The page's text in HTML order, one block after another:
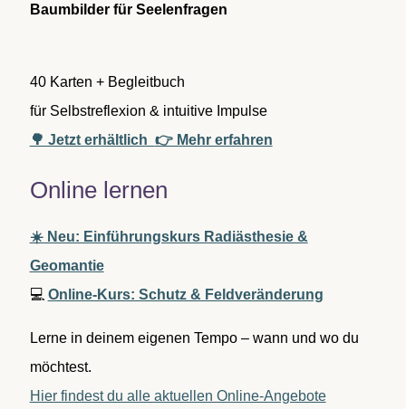
hBaumbilder für Seelenfragen
40 Karten + Begleitbuch
für Selbstreflexion & intuitive Impulse
🌳 Jetzt erhältlich 👉 Mehr erfahren
Online lernen
☀️ Neu: Einführungskurs Radiästhesie &
Geomantie
💻 Online-Kurs: Schutz & Feldveränderung
Lerne in deinem eigenen Tempo – wann und wo du
möchtest.
Hier findest du alle aktuellen Online-Angebote